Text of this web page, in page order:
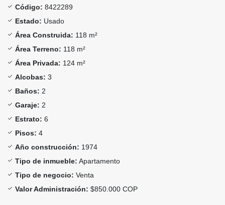
Código: 8422289
Estado: Usado
Área Construida: 118 m²
Área Terreno: 118 m²
Área Privada: 124 m²
Alcobas: 3
Baños: 2
Garaje: 2
Estrato: 6
Pisos: 4
Año construcción: 1974
Tipo de inmueble: Apartamento
Tipo de negocio: Venta
Valor Administración: $850.000 COP